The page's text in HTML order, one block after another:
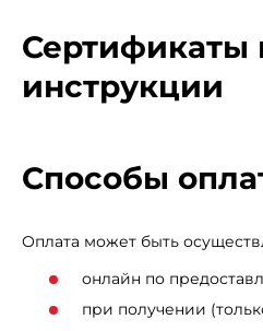
Сертификаты
инструкции
Способы
Оплата может быть
онлайн по
при получении